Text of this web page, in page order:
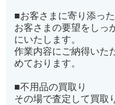
■お客さまに寄り添っ
お客さまの要望をしっ
にいたします。
作業内容にご納得いた
めております。
■不用品の買取り
その場で査定して買取